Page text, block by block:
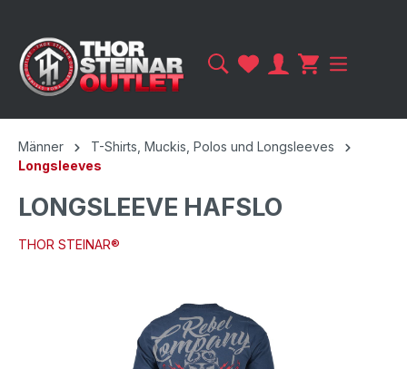
Männer
T-Shirts, Muckis, Polos und Longsleeves
Longsleeves
LONGSLEEVE HAFSLO
THOR STEINAR®